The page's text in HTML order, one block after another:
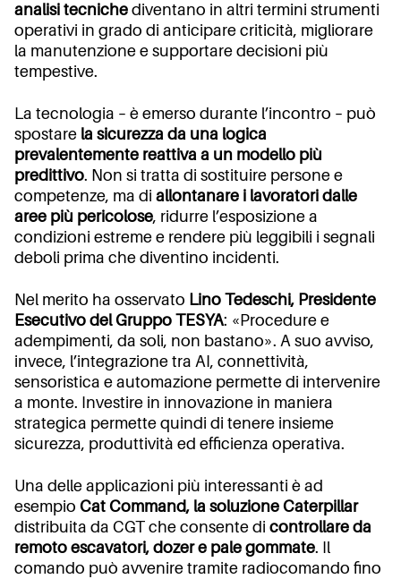
analisi tecniche diventano in altri termini strumenti
operativi in grado di anticipare criticità, migliorare
la manutenzione e supportare decisioni più
tempestive.
La tecnologia – è emerso durante l’incontro – può
spostare la sicurezza da una logica
prevalentemente reattiva a un modello più
predittivo. Non si tratta di sostituire persone e
competenze, ma di allontanare i lavoratori dalle
aree più pericolose, ridurre l’esposizione a
condizioni estreme e rendere più leggibili i segnali
deboli prima che diventino incidenti.
Nel merito ha osservato Lino Tedeschi, Presidente
Esecutivo del Gruppo TESYA: «Procedure e
adempimenti, da soli, non bastano». A suo avviso,
invece, l’integrazione tra AI, connettività,
sensoristica e automazione permette di intervenire
a monte. Investire in innovazione in maniera
strategica permette quindi di tenere insieme
sicurezza, produttività ed efficienza operativa.
Una delle applicazioni più interessanti è ad
esempio Cat Command, la soluzione Caterpillar
distribuita da CGT che consente di controllare da
remoto escavatori, dozer e pale gommate. Il
comando può avvenire tramite radiocomando fino